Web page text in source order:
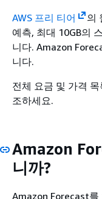
AWS 프리 티어
의
예측, 최대 10GB의
니다. Amazon
니다.
전체 요금 및 가격 목
조하세요.
Amazon
니까?
Amazon Forecast를